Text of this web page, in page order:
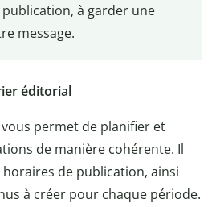
à garder une
message.
éditorial
vous permet de planifier et
de manière cohérente. Il
de publication, ainsi
à créer pour chaque période.